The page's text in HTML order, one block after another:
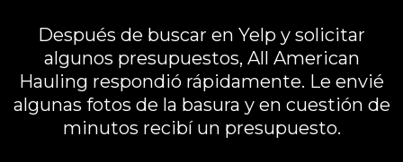
Después de buscar en Yelp y solicitar
algunos presupuestos, All American
Hauling respondió rápidamente. Le envié
algunas fotos de la basura y en cuestión de
minutos recibí un presupuesto.